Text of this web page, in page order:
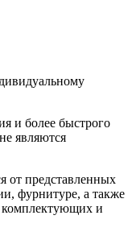
и более быстрого
являются
от представленных
фурнитуре, а также
комплектующих и